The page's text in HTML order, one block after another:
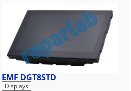
EMF DGT8STD
Displays